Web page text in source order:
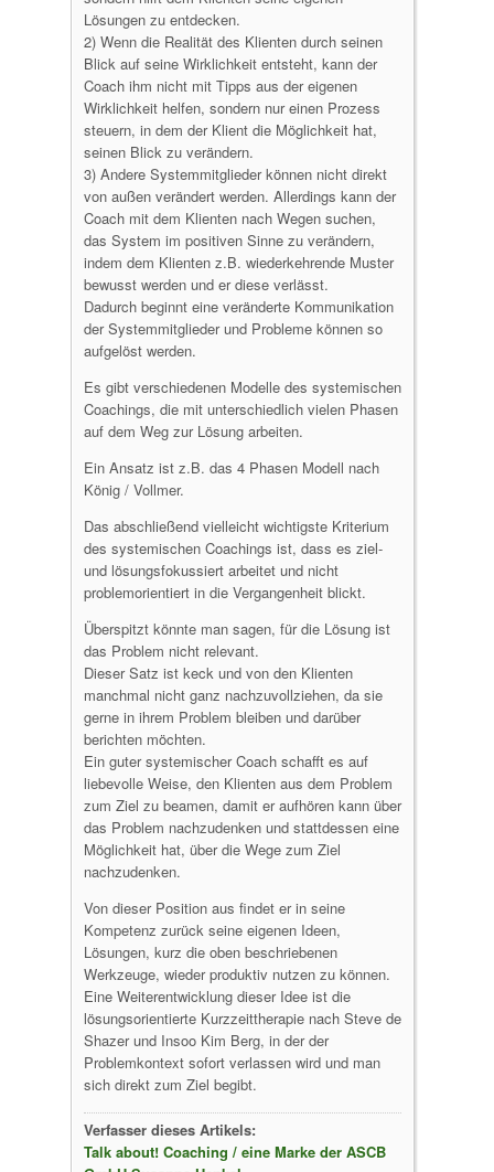
Lösungen zu entdecken.
2) Wenn die Realität des Klienten durch seinen
Blick auf seine Wirklichkeit entsteht, kann der
Coach ihm nicht mit Tipps aus der eigenen
Wirklichkeit helfen, sondern nur einen Prozess
steuern, in dem der Klient die Möglichkeit hat,
seinen Blick zu verändern.
3) Andere Systemmitglieder können nicht direkt
von außen verändert werden. Allerdings kann der
Coach mit dem Klienten nach Wegen suchen,
das System im positiven Sinne zu verändern,
indem dem Klienten z.B. wiederkehrende Muster
bewusst werden und er diese verlässt.
Dadurch beginnt eine veränderte Kommunikation
der Systemmitglieder und Probleme können so
aufgelöst werden.
Es gibt verschiedenen Modelle des systemischen
Coachings, die mit unterschiedlich vielen Phasen
auf dem Weg zur Lösung arbeiten.
Ein Ansatz ist z.B. das 4 Phasen Modell nach
König / Vollmer.
Das abschließend vielleicht wichtigste Kriterium
des systemischen Coachings ist, dass es ziel-
und lösungsfokussiert arbeitet und nicht
problemorientiert in die Vergangenheit blickt.
Überspitzt könnte man sagen, für die Lösung ist
das Problem nicht relevant.
Dieser Satz ist keck und von den Klienten
manchmal nicht ganz nachzuvollziehen, da sie
gerne in ihrem Problem bleiben und darüber
berichten möchten.
Ein guter systemischer Coach schafft es auf
liebevolle Weise, den Klienten aus dem Problem
zum Ziel zu beamen, damit er aufhören kann über
das Problem nachzudenken und stattdessen eine
Möglichkeit hat, über die Wege zum Ziel
nachzudenken.
Von dieser Position aus findet er in seine
Kompetenz zurück seine eigenen Ideen,
Lösungen, kurz die oben beschriebenen
Werkzeuge, wieder produktiv nutzen zu können.
Eine Weiterentwicklung dieser Idee ist die
lösungsorientierte Kurzzeittherapie nach Steve de
Shazer und Insoo Kim Berg, in der der
Problemkontext sofort verlassen wird und man
sich direkt zum Ziel begibt.
Verfasser dieses Artikels:
Talk about! Coaching / eine Marke der ASCB